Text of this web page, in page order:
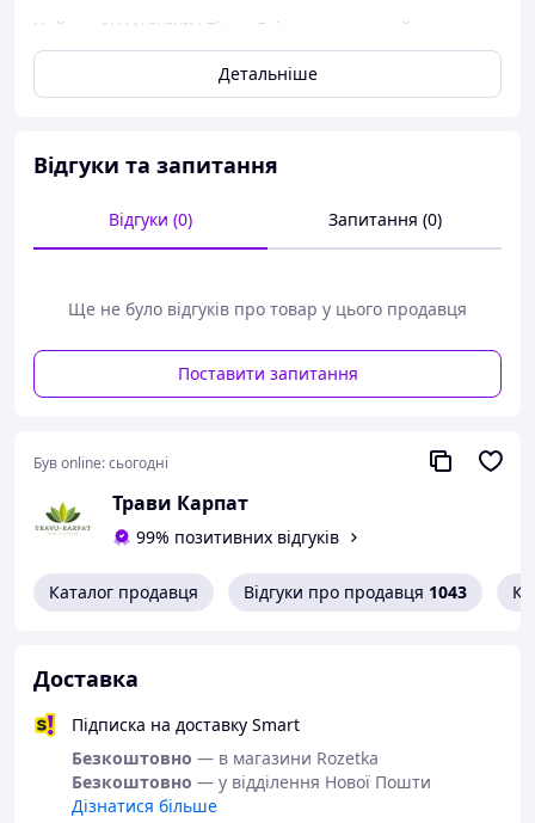
Чайник SHANGYIXIN Тіпод-Еліт — це зручний
заварювальний чайник у стилі гунфу, створений для
тих, хто любить насичений смак чаю та цінує красиву
подачу. Завдяки продуманій конструкції він підходить
Прозора колба з жароміцного скла дає змогу
спостерігати, як розкривається чайне листя, а
металевий фільтр допомагає відокремити настій від
заварки. Об’єм 700 мл зручний як для індивідуального
Основні переваги
🍵
Формат гунфу / тіпод
Підходить для швидкого та зручного заварювання чаю
Стійке до високих температур і дозволяє бачити процес
заварювання.
🫖Металевий фільтр
напій без зайвих частинок.
зберігати тепло під час заварювання.
Оптимальний варіант для кількох чашок чаю вдома, в
офісі або під час чаювання з гостями.
Характеристики
Детальніше
Відгуки та запитання
Відгуки (0) Запитання (0)
Ще не було відгуків про товар у цього продавця
Поставити запитання
Був online:сьогодні
Трави Карпат
99% позитивних відгуків
Каталог продавця Відгуки про продавця 1043
Доставка
Підписка на доставку Smart
Безкоштовно — в магазини Rozetka
Безкоштовно — у відділення Нової Пошти
Дізнатися більше